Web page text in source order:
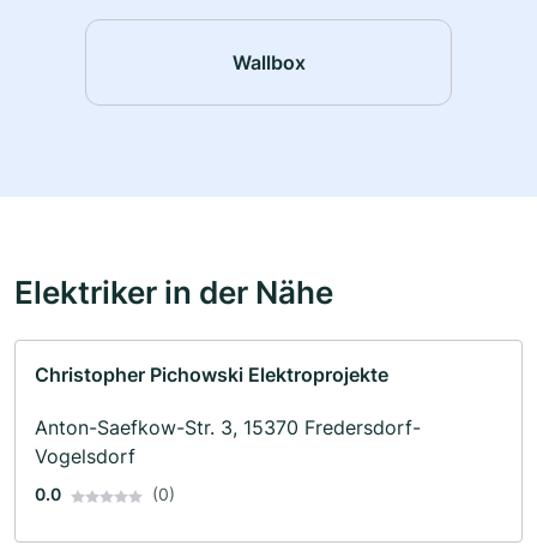
Wallbox
Elektriker in der Nähe
Christopher Pichowski Elektroprojekte
Anton-Saefkow-Str. 3, 15370 Fredersdorf-
Vogelsdorf
0.0 (0)